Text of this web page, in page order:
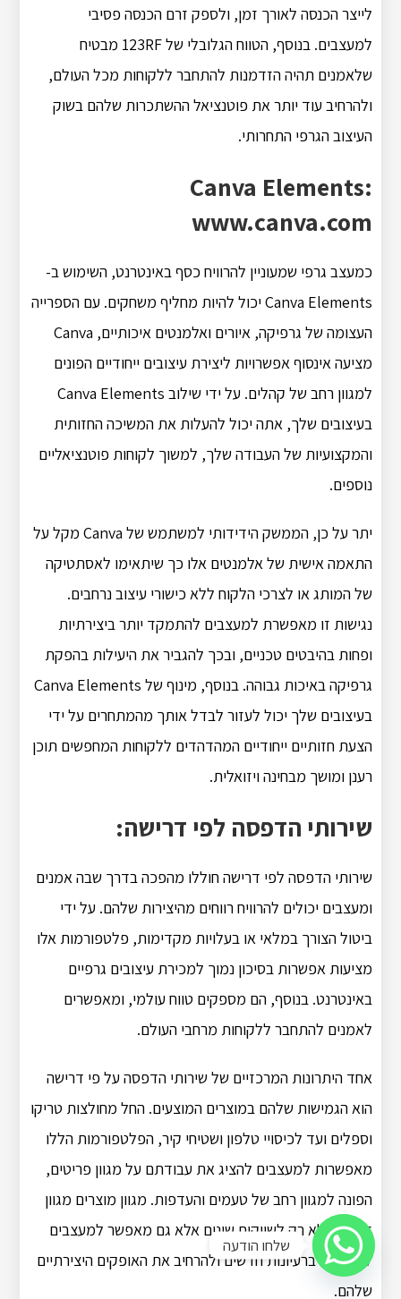
לייצר הכנסה לאורך זמן, ולספק זרם הכנסה פסיבי
למעצבים. בנוסף, הטווח הגלובלי של 123RF מבטיח
שלאמנים תהיה הזדמנות להתחבר ללקוחות מכל העולם,
ולהרחיב עוד יותר את פוטנציאל ההשתכרות שלהם בשוק
העיצוב הגרפי התחרותי.
Canva Elements:
www.canva.com
כמעצב גרפי שמעוניין להרוויח כסף באינטרנט, השימוש ב-
Canva Elements יכול להיות מחליף משחקים. עם הספרייה
העצומה של גרפיקה, איורים ואלמנטים איכותיים, Canva
מציעה אינסוף אפשרויות ליצירת עיצובים ייחודיים הפונים
למגוון רחב של קהלים. על ידי שילוב Canva Elements
בעיצובים שלך, אתה יכול להעלות את המשיכה החזותית
והמקצועיות של העבודה שלך, למשוך לקוחות פוטנציאליים
נוספים.
יתר על כן, הממשק הידידותי למשתמש של Canva מקל על
התאמה אישית של אלמנטים אלו כך שיתאימו לאסתטיקה
של המותג או לצרכי הלקוח ללא כישורי עיצוב נרחבים.
נגישות זו מאפשרת למעצבים להתמקד יותר ביצירתיות
ופחות בהיבטים טכניים, ובכך להגביר את היעילות בהפקת
גרפיקה באיכות גבוהה. בנוסף, מינוף של Canva Elements
בעיצובים שלך יכול לעזור לבדל אותך מהמתחרים על ידי
הצעת חזותיים ייחודיים המהדהדים ללקוחות המחפשים תוכן
רענן ומושך מבחינה ויזואלית.
שירותי הדפסה לפי דרישה:
שירותי הדפסה לפי דרישה חוללו מהפכה בדרך שבה אמנים
ומעצבים יכולים להרוויח רווחים מהיצירות שלהם. על ידי
ביטול הצורך במלאי או בעלויות מקדימות, פלטפורמות אלו
מציעות אפשרות בסיכון נמוך למכירת עיצובים גרפיים
באינטרנט. בנוסף, הם מספקים טווח עולמי, ומאפשרים
לאמנים להתחבר ללקוחות מרחבי העולם.
אחד היתרונות המרכזיים של שירותי הדפסה על פי דרישה
הוא הגמישות שלהם במוצרים המוצעים. החל מחולצות טריקו
וספלים ועד לכיסויי טלפון ושטיחי קיר, הפלטפורמות הללו
מאפשרות למעצבים להציג את עבודתם על מגוון פריטים,
הפונה למגוון רחב של טעמים והעדפות. מגוון מוצרים מגוון
זה פונה לא רק לשווקים שונים אלא גם מאפשר למעצבים
להתנסות ברעיונות חדשים ולהרחיב את האופקים היצירתיים
שלהם.
שלחו הודעה